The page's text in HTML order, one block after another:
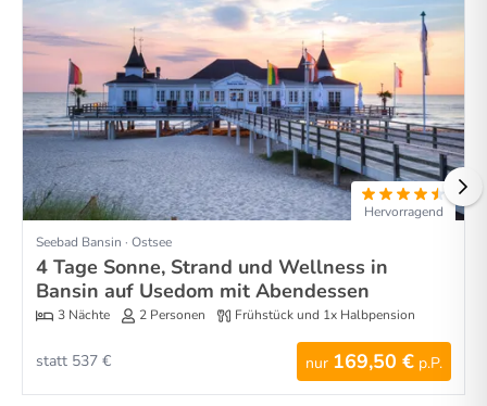
Hervorragend
Seebad Bansin · Ostsee
4 Tage Sonne, Strand und Wellness in
Bansin auf Usedom mit Abendessen
3 Nächte 2 Personen Frühstück und 1x Halbpension
nur 169,50 € p.P.
statt 537 €